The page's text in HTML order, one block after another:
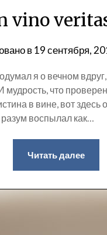
vino
в19 сентября,
я о вечном
мудрость, что
в вине, вот здесь
воспылал как…
Читать далее